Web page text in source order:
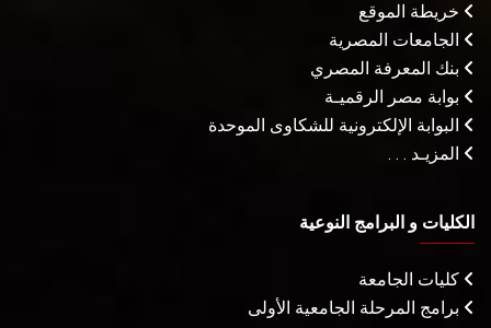
خريطة الموقع
الجامعات المصرية
بنك المعرفة المصري
بوابة مصر الرقميـة
البوابة الإلكترونية للشكاوى الموحدة
المزيـد . . .
الكليات و البرامج النوعية
كليات الجامعة
برامج المرحلة الجامعية الأولى